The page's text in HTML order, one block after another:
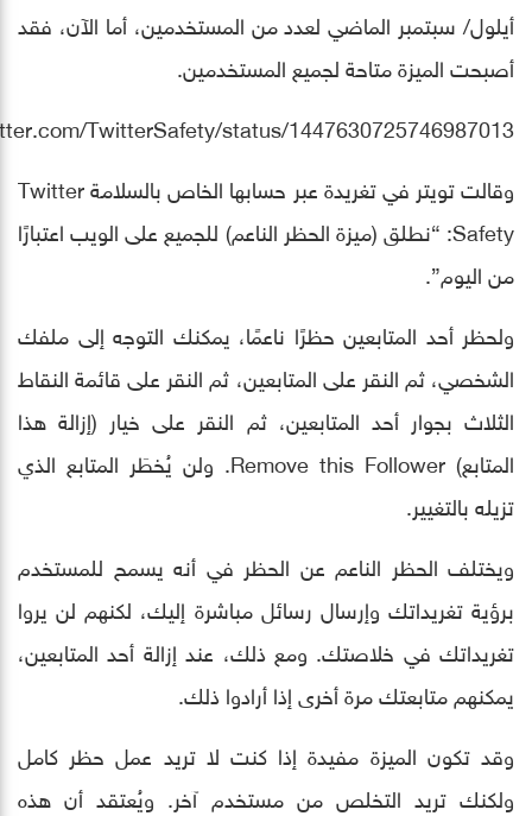
أيلول/ سبتمبر الماضي لعدد من المستخدمين، أما الآن، فقد
أصبحت الميزة متاحة لجميع المستخدمين.
TwitterSafety/status/1447630725746987013
وقالت تويتر في تغريدة عبر حسابها الخاص بالسلامة Twitter
Safety: “نطلق (ميزة الحظر الناعم) للجميع على الويب اعتبارًا
من اليوم”.
ولحظر أحد المتابعين حظرًا ناعمًا، يمكنك التوجه إلى ملفك
الشخصي، ثم النقر على المتابعين، ثم النقر على قائمة النقاط
الثلاث بجوار أحد المتابعين، ثم النقر على خيار (إزالة هذا
المتابع) Remove this Follower. ولن يُخطَر المتابع الذي
تزيله بالتغيير.
ويختلف الحظر الناعم عن الحظر في أنه يسمح للمستخدم
برؤية تغريداتك وإرسال رسائل مباشرة إليك، لكنهم لن يروا
تغريداتك في خلاصتك. ومع ذلك، عند إزالة أحد المتابعين،
يمكنهم متابعتك مرة أخرى إذا أرادوا ذلك.
وقد تكون الميزة مفيدة إذا كنت لا تريد عمل حظر كامل
ولكنك تريد التخلص من مستخدم آخر. ويُعتقد أن هذه